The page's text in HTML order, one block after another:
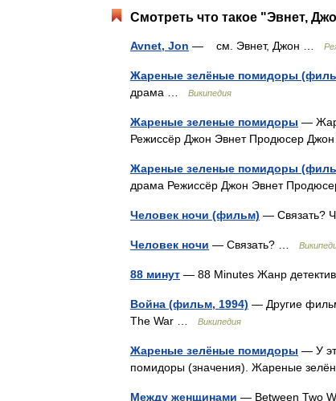
Смотреть что такое "Эвнет,
Avnet, Jon — см. Эвнет, Джон …
Жареные зелёные помидоры
драма …
Википедия
Жареные зеленые помидоры —
Режиссёр Джон Эвнет Продюсер
Жареные зеленые помидоры
драма Режиссёр Джон Эвнет
Человек ночи (фильм) — Связать?
Человек ночи — Связать? …
88 минут — 88 Minutes Жанр
Война (фильм, 1994) — Другие
The War …
Википедия
Жареные зелёные помидоры — У
помидоры (значения). Жареные
Между женщинами — Between Two